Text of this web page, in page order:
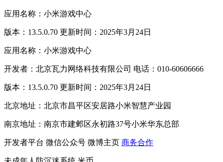
应用名称：小米游戏中心
版本：13.5.0.70 更新时间：2025年3月24日
应用名称：小米游戏中心
开发者：北京瓦力网络科技有限公司 电话：010-60606666
版本：13.5.0.70 更新时间：2025年3月24日
北京地址：北京市昌平区安居路小米智慧产业园
南京地址：南京市建邺区永初路37号小米华东总部
开发者平台 微信公众号 微博主页 商务合作